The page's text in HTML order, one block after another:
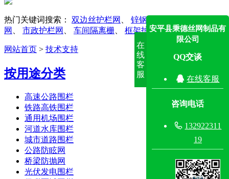
热门关键词搜索： 双边丝护栏网 锌钢护栏网
网
市政护栏网 车间隔离栅 框架护栏网、防眩网
网站首页 > 技术支持
按用途分类
高速公路围栏
铁路高铁围栏
通用机场围栏
河道水库围栏
城市道路围栏
公路防眩网
桥梁防抛网
光伏发电围栏
在
线
客
服
安平县秉德丝网制品有
限公司
QQ交谈
 在线客服
咨询电话
 132922311
19